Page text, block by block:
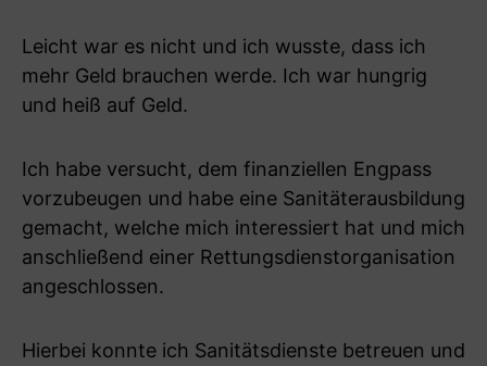
Leicht war es nicht und ich wusste, dass ich
mehr Geld brauchen werde. Ich war hungrig
und heiß auf Geld.
Ich habe versucht, dem finanziellen Engpass
vorzubeugen und habe eine Sanitäterausbildung
gemacht, welche mich interessiert hat und mich
anschließend einer Rettungsdienstorganisation
angeschlossen.
Hierbei konnte ich Sanitätsdienste betreuen und